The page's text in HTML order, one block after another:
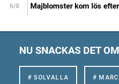
6/8 Majblomster kom lös
NU SNACKAS DET
# SOLVALLA #